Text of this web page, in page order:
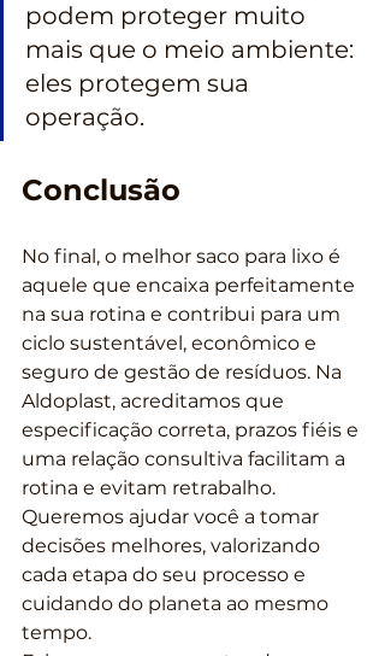
podem proteger muito
mais que o meio ambiente:
eles protegem sua
operação.
Conclusão
No final, o melhor saco para lixo é
aquele que encaixa perfeitamente
na sua rotina e contribui para um
ciclo sustentável, econômico e
seguro de gestão de resíduos. Na
Aldoplast, acreditamos que
especificação correta, prazos fiéis e
uma relação consultiva facilitam a
rotina e evitam retrabalho.
Queremos ajudar você a tomar
decisões melhores, valorizando
cada etapa do seu processo e
cuidando do planeta ao mesmo
tempo.